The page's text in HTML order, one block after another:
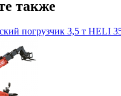
также
погрузчик 3,5 т HELI